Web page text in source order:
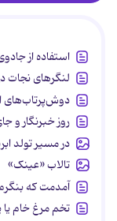
استفاده از
لنگرهای نجات
دوش‌پرتاب‌های
روز خبرنگار و
در مسیر تولد
تالاب «عینک»
آمدمت که
تخم مرغ خام یا